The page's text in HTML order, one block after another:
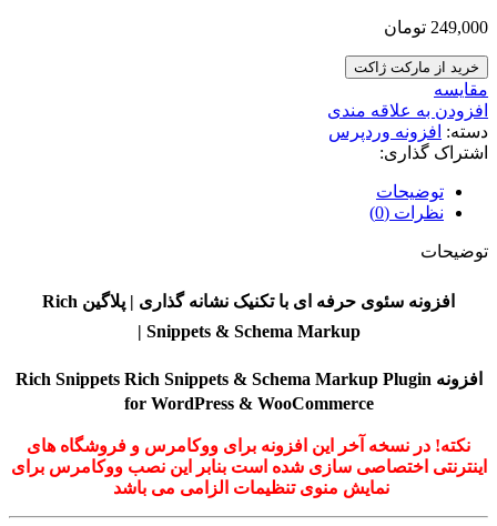
249,000 تومان
خرید از مارکت ژاکت
مقایسه
افزودن به علاقه مندی
دسته: افزونه وردپرس
اشتراک گذاری:
توضیحات
نظرات (0)
توضیحات
افزونه سئوی حرفه ای با تکنیک نشانه گذاری | پلاگین Rich
Snippets & Schema Markup |
افزونه Rich Snippets Rich Snippets & Schema Markup Plugin
for WordPress & WooCommerce
نکته! در نسخه آخر این افزونه برای ووکامرس و فروشگاه های
اینترنتی اختصاصی سازی شده است بنابر این نصب ووکامرس برای
نمایش منوی تنظیمات الزامی می باشد